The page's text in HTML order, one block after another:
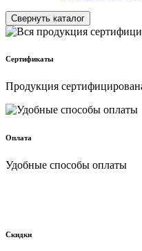
Свернуть каталог
Сертификаты
Продукция
Оплата
Удобные способы оплаты
Скидки